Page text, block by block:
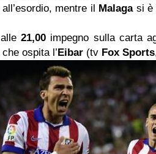
mentre il Malagasi è
alle21,00 impegno sulla carta
che ospita l’Eibar (tv Fox Sports